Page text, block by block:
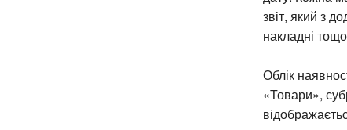
звіт, який з
накладні
Облік
«Товари»,